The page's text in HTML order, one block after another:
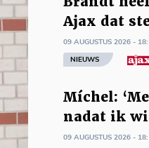
Ajax dat
09 AUGUSTUS 2026 -
NIEUWS
Míchel:
nadat ik
09 AUGUSTUS 2026 -